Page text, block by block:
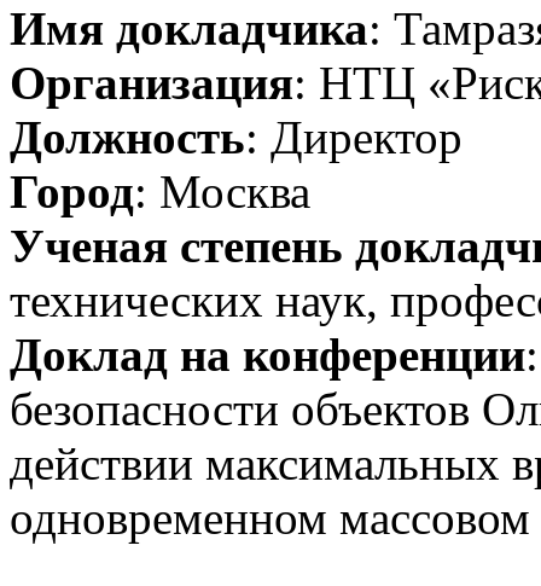
Имя докладчика:
Организация: НТЦ
Должность: Директор
Город: Москва
Ученая степень
технических наук,
Доклад на конференции
безопасности объектов
действии максимальных
одновременном